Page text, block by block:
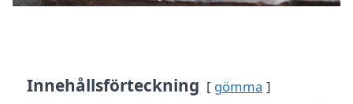
Innehållsförteckning gömma